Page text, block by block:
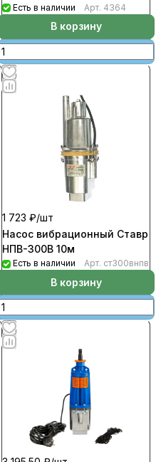
Есть в наличии Арт. 4364
В корзину
1 723 ₽/шт
Насос вибрационный Ставр
НПВ-300В 10м
Есть в наличии Арт. ст300внпв
В корзину